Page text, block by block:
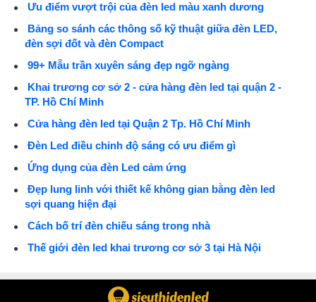
Ưu điểm vượt trội của đèn led màu xanh dương
Bảng so sánh các thông số kỹ thuật giữa đèn LED,
đèn sợi đốt và đèn Compact
99+ Mẫu trần xuyên sáng đẹp ngỡ ngàng
Khai trương cơ sở 2 - cửa hàng đèn led tại quận 2 -
TP. Hồ Chí Minh
Cửa hàng đèn led tại Quận 2 Tp. Hồ Chí Minh
Đèn Led điều chỉnh độ sáng có ưu điểm gì
Ứng dụng của đèn Led cảm ứng
Đẹp lung linh với thiết kế không gian bằng đèn led
sợi quang hiện đại
Cách bố trí đèn chiếu sáng trong nhà
Thế giới đèn led khai trương cơ sở 3 tại Hà Nội